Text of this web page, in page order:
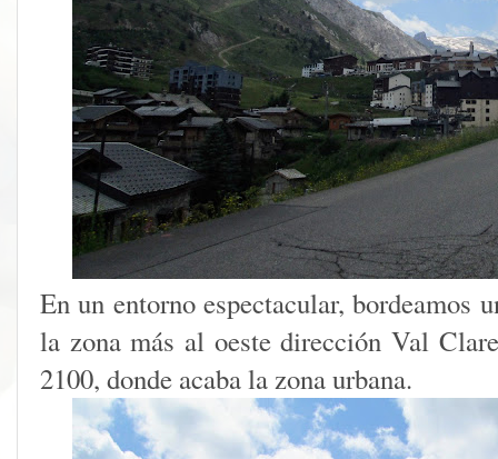
En un entorno espectacular, bordeamos
la zona más al oeste dirección Val
2100, donde acaba la zona urbana.